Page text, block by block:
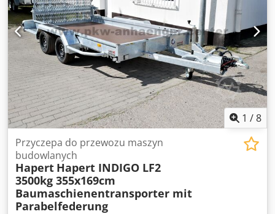
najazdową, podporę pod łyżkę, koło podporowe oraz dyszel
typu V. Cjdpfxoq Ecvde Ag Dsrf Tę przyczepę do maszyn
można również zamówić w innych rozmiarach. Oferujemy
również akcesoria do przyczep pod koparki, takie jak
skrzynka narzędziowa, pasy mocujące, osłona dyszla oraz
zabezpieczenie antykradzieżowe – w atrakcyjnych cenach.
1 /8
Przyczepa do przewozu maszyn
budowlanych
Hapert Hapert INDIGO LF2
3500kg 355x169cm
Baumaschienentransporter mit
Parabelfederung